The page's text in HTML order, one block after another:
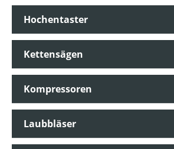
Hochentaster
Kettensägen
Kompressoren
Laubbläser